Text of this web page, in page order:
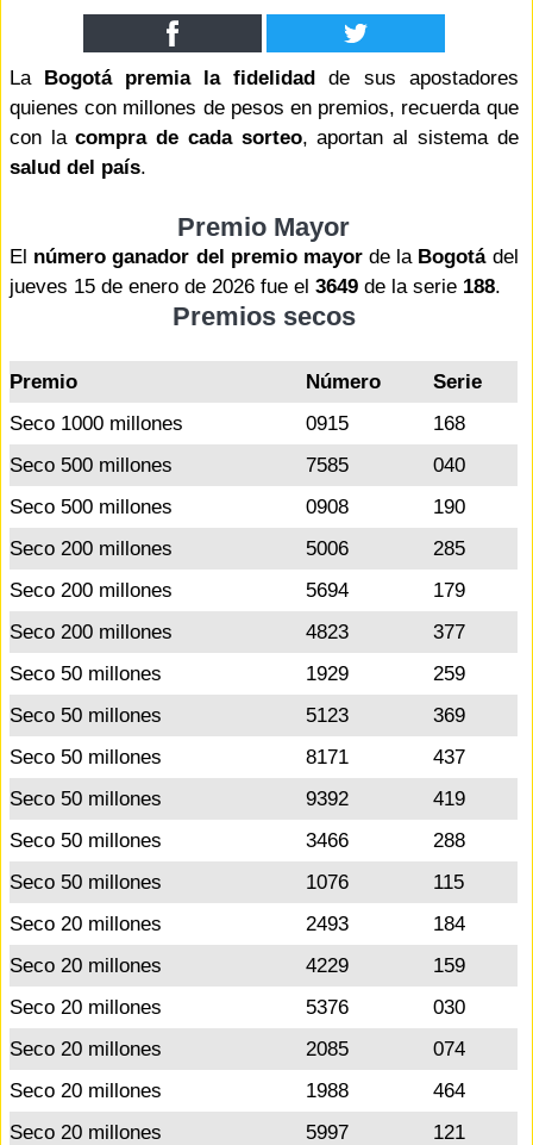
La Bogotá premia la fidelidad de sus apostadores
quienes con millones de pesos en premios, recuerda que
con lacompra de cada sorteo, aportan al sistema de
salud del país.
Premio Mayor
El número ganador del premio mayorde la Bogotádel
jueves 15 de enero de 2026 fue el 3649 de la serie 188.
Premios secos
Premio Número
Serie
Seco 1000 millones
0915
168
Seco 500 millones
7585
040
Seco 500 millones
0908
190
Seco 200 millones
5006
285
Seco 200 millones
5694
179
Seco 200 millones
4823
377
Seco 50 millones
1929
259
Seco 50 millones
5123
369
Seco 50 millones
8171
437
Seco 50 millones
9392
419
Seco 50 millones
3466
288
Seco 50 millones
1076
115
Seco 20 millones
2493
184
Seco 20 millones
4229
159
Seco 20 millones
5376
030
Seco 20 millones
2085
074
Seco 20 millones
1988
464
Seco 20 millones
5997
121